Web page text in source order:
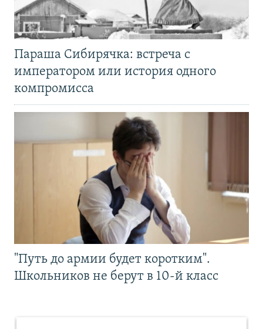
Параша Сибирячка: встреча с
императором или история одного
компромисса
"Путь до армии будет коротким".
Школьников не берут в 10-й класс